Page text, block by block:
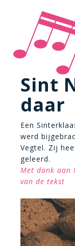
Sint
daar
Een
werd
Vegtel. Zij
geleerd.
Met dank aan
van de tekst